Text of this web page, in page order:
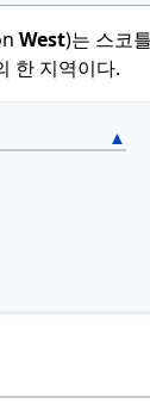
West)는 스코
한 지역이다.